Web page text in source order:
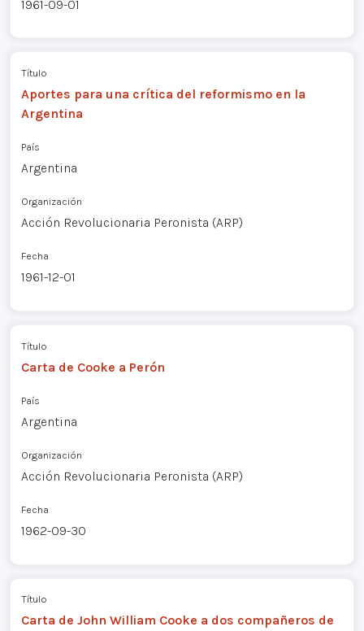
1961-09-01
Título
Aportes para una crítica del reformismo en la
Argentina
País
Argentina
Organización
Acción Revolucionaria Peronista (ARP)
Fecha
1961-12-01
Título
Carta de Cooke a Perón
País
Argentina
Organización
Acción Revolucionaria Peronista (ARP)
Fecha
1962-09-30
Título
Carta de John William Cooke a dos compañeros de